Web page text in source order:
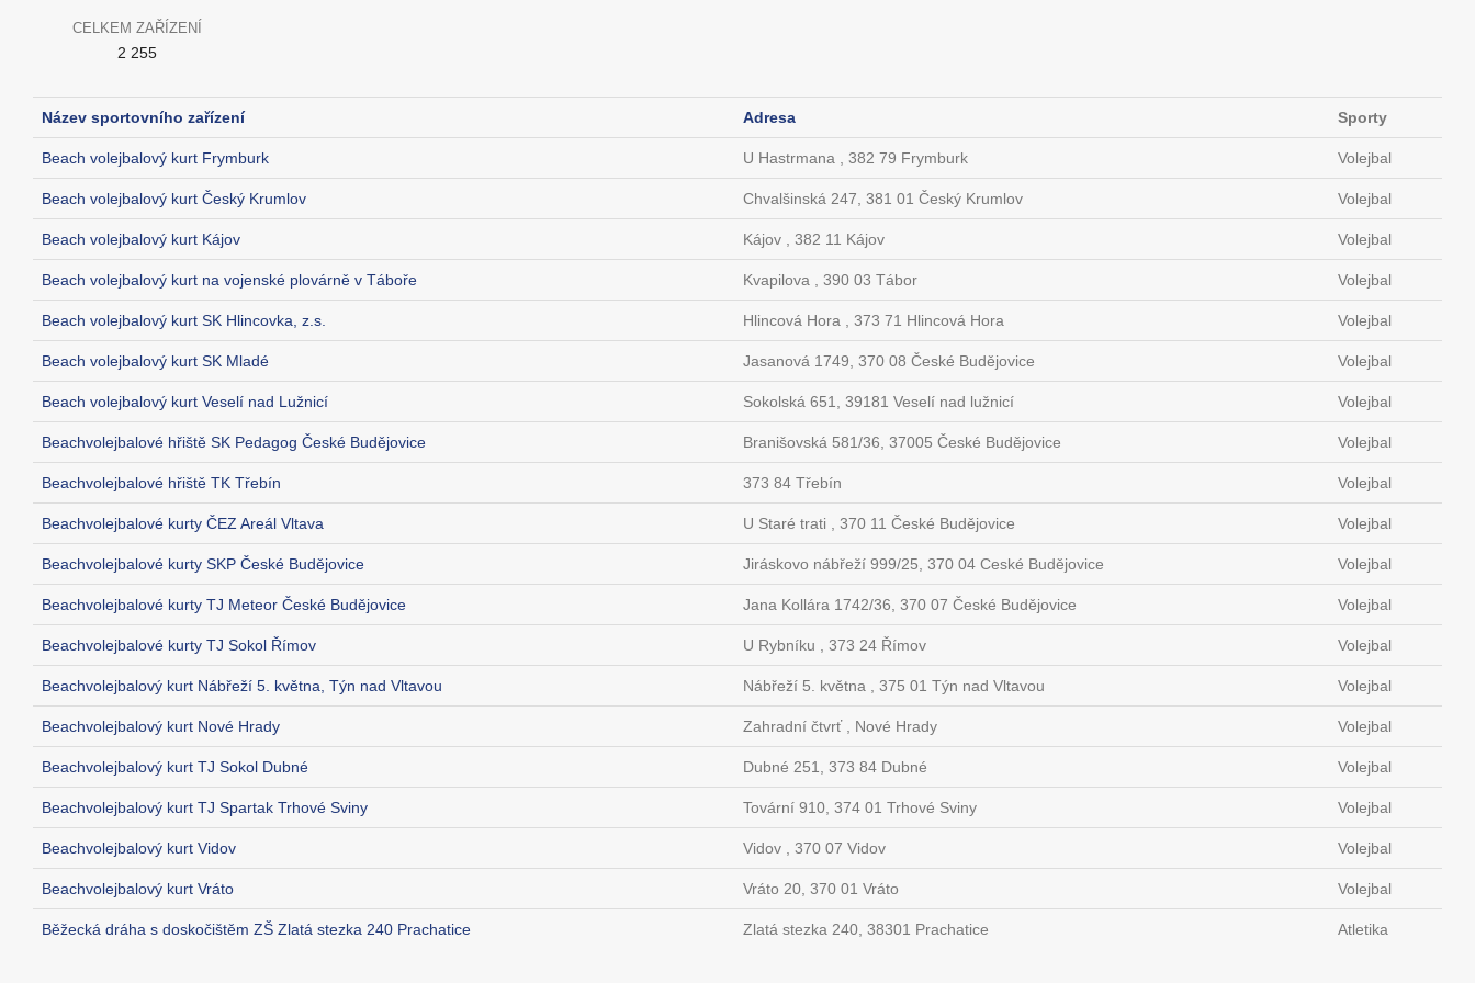
CELKEM ZAŘÍZENÍ
2 255
Název sportovního zařízení Adresa Sporty
Beach volejbalový kurt Frymburk U Hastrmana , 382 79 Frymburk Volejbal
Beach volejbalový kurt Český Krumlov Chvalšinská 247, 381 01 Český Krumlov Volejbal
Beach volejbalový kurt Kájov Kájov , 382 11 Kájov Volejbal
Beach volejbalový kurt na vojenské plovárně v Táboře Kvapilova , 390 03 Tábor Volejbal
Beach volejbalový kurt SK Hlincovka, z.s. Hlincová Hora , 373 71 Hlincová Hora Volejbal
Beach volejbalový kurt SK Mladé Jasanová 1749, 370 08 České Budějovice Volejbal
Beach volejbalový kurt Veselí nad Lužnicí Sokolská 651, 39181 Veselí nad lužnicí Volejbal
Beachvolejbalové hřiště SK Pedagog České Budějovice Branišovská 581/36, 37005 České Budějovice Volejbal
Beachvolejbalové hřiště TK Třebín 373 84 Třebín Volejbal
Beachvolejbalové kurty ČEZ Areál Vltava U Staré trati , 370 11 České Budějovice Volejbal
Beachvolejbalové kurty SKP České Budějovice Jiráskovo nábřeží 999/25, 370 04 Ceské Budějovice Volejbal
Beachvolejbalové kurty TJ Meteor České Budějovice Jana Kollára 1742/36, 370 07 České Budějovice Volejbal
Beachvolejbalové kurty TJ Sokol Římov U Rybníku , 373 24 Římov Volejbal
Beachvolejbalový kurt Nábřeží 5. května, Týn nad Vltavou Nábřeží 5. května , 375 01 Týn nad Vltavou Volejbal
Beachvolejbalový kurt Nové Hrady Zahradní čtvrť , Nové Hrady Volejbal
Beachvolejbalový kurt TJ Sokol Dubné Dubné 251, 373 84 Dubné Volejbal
Beachvolejbalový kurt TJ Spartak Trhové Sviny Tovární 910, 374 01 Trhové Sviny Volejbal
Beachvolejbalový kurt Vidov Vidov , 370 07 Vidov Volejbal
Beachvolejbalový kurt Vráto Vráto 20, 370 01 Vráto Volejbal
Běžecká dráha s doskočištěm ZŠ Zlatá stezka 240 Prachatice Zlatá stezka 240, 38301 Prachatice Atletika